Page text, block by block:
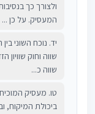
ולצורך כך
המעסיק. על כן ...
יד. נוכח השוני
שווה וחוק
שווה כ...
טו. מעסיק
ביכולת המיקוח,